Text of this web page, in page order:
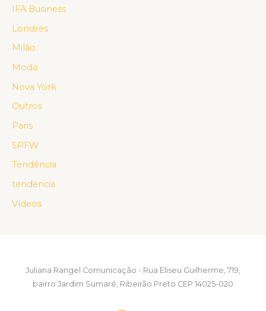
IFA Business
Londres
Milão
Moda
Nova York
Outros
Paris
SPFW
Tendência
tendencia
Vídeos
Juliana Rangel Comunicação - Rua Eliseu Guilherme, 719,
bairro Jardim Sumaré, Ribeirão Preto CEP 14025-020